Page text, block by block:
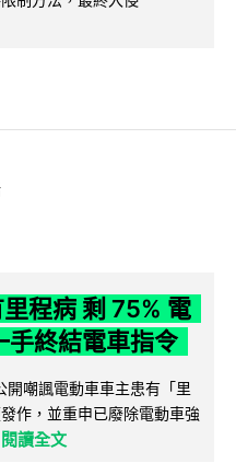
程病 剩 75% 電
手終結電車指令
嘲諷電動車車主患有「里
作，並重申已廢除電動車強
閱讀全文